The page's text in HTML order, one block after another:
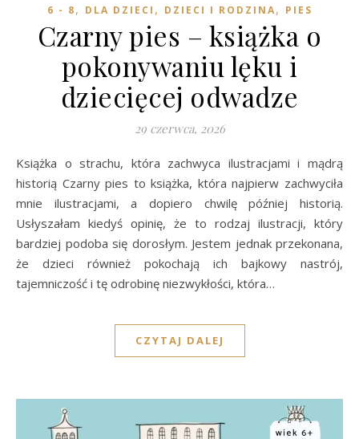
6 - 8, DLA DZIECI , DZIECI I RODZINA, PIES
Czarny pies – książka o
pokonywaniu lęku i
dziecięcej odwadze
29 czerwca, 2026
Książka o strachu, która zachwyca ilustracjami i mądrą
historią Czarny pies to książka, która najpierw zachwyciła
mnie ilustracjami, a dopiero chwilę później historią.
Usłyszałam kiedyś opinię, że to rodzaj ilustracji, który
bardziej podoba się dorosłym. Jestem jednak przekonana,
że dzieci również pokochają ich bajkowy nastrój,
tajemniczość i tę odrobinę niezwykłości, która…
CZYTAJ DALEJ